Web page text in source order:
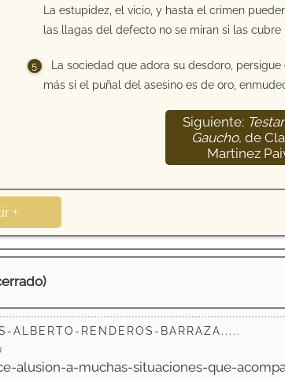
La estupidez, el vicio, y hasta el crimen
las llagas del defecto no se miran si las
La sociedad que adora su desdoro, persigue
más si el puñal del asesino es de oro,
Siguiente:
Gaucho, de
Martinez
+
ALBERTO-RENDEROS-BARRAZA.....
alusion-a-muchas-situaciones-que-